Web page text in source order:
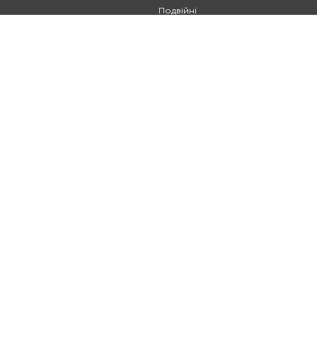
Подвійні